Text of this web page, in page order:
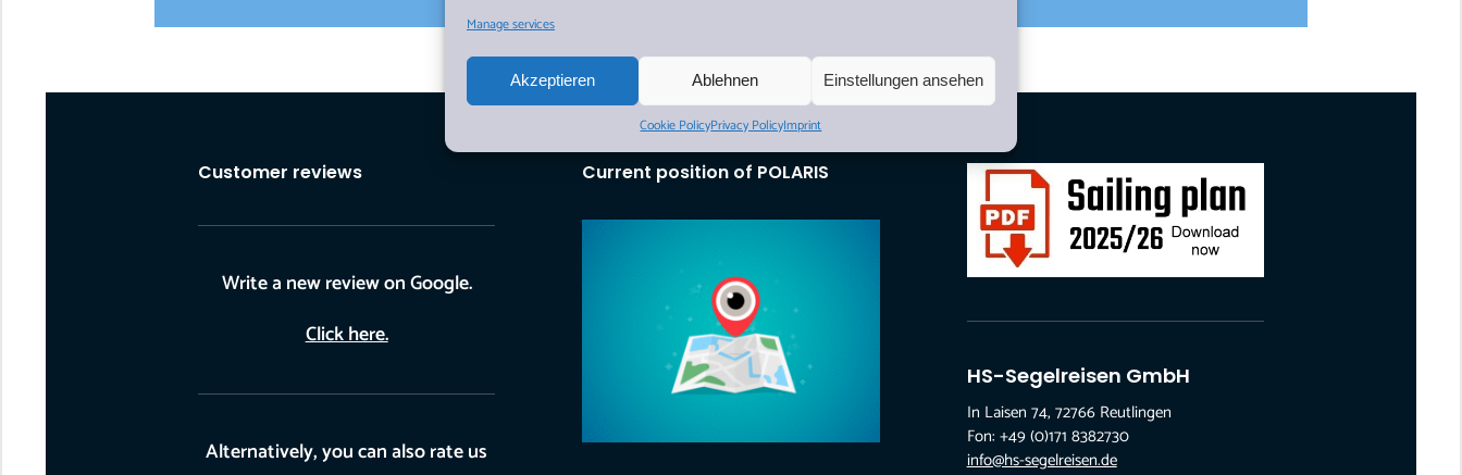
Manage services
Akzeptieren Ablehnen Einstellungen ansehen
Cookie PolicyPrivacy PolicyImprint
Customer reviews
Write a new review on Google.
Click here.
Alternatively, you can also rate us
Current position of POLARIS
HS-Segelreisen GmbH
In Laisen 74, 72766 Reutlingen
Fon: +49 (0)171 8382730
info@hs-segelreisen.de